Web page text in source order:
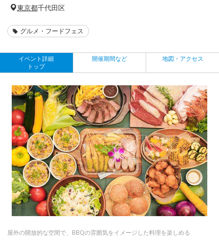
東京都千代田区
グルメ・フードフェス
イベント詳細
トップ
開催期間など 地図・アクセス
屋外の開放的な空間で、BBQの雰囲気をイメージした料理を楽しめる